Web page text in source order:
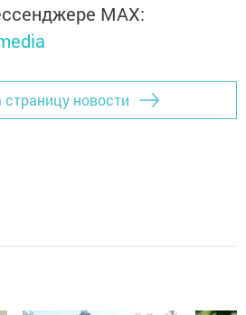
MАХ:
страницу новости